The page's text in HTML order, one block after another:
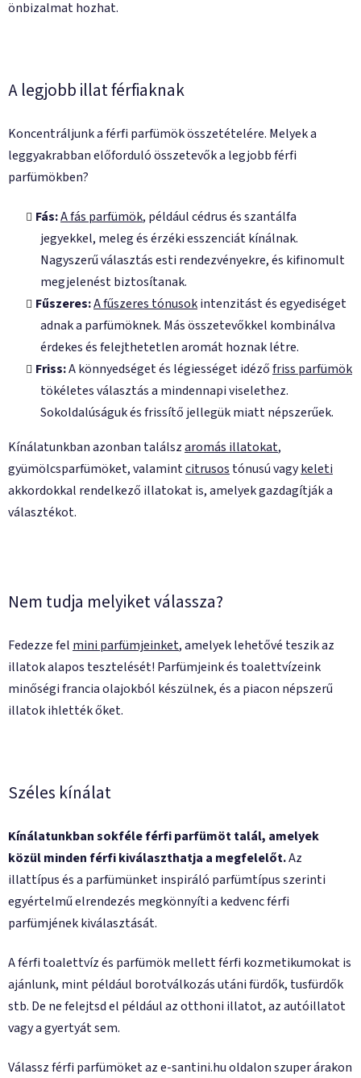
önbizalmat hozhat.
A legjobb illat férfiaknak
Koncentráljunk a férfi parfümök összetételére. Melyek a
leggyakrabban előforduló összetevők a legjobb férfi
parfümökben?
Fás:A fás parfümök, például cédrus és szantálfa
jegyekkel, meleg és érzéki esszenciát kínálnak.
Nagyszerű választás esti rendezvényekre, és kifinomult
megjelenést biztosítanak.
Fűszeres:A fűszeres tónusokintenzitást és egyediséget
adnak a parfümöknek. Más összetevőkkel kombinálva
érdekes és felejthetetlen aromát hoznak létre.
Friss:A könnyedséget és légiességet idéző​​friss parfümök
tökéletes választás a mindennapi viselethez.
Sokoldalúságuk és frissítő jellegük miatt népszerűek.
Kínálatunkban azonban találszaromás illatokat,
gyümölcsparfümöket, valamintcitrusos tónusú vagykeleti
akkordokkal rendelkező illatokat is, amelyek gazdagítják a
választékot.
Nem tudja melyiket válassza?
Fedezze fel mini parfümjeinket, amelyek lehetővé teszik az
illatok alapos tesztelését! Parfümjeink és toalettvízeink
minőségi francia olajokból készülnek, és a piacon népszerű
illatok ihlették őket.
Széles kínálat
Kínálatunkban sokféle férfi parfümöt talál, amelyek
közül minden férfi kiválaszthatja a megfelelőt.Az
illattípus és a parfümünket inspiráló parfümtípus szerinti
egyértelmű elrendezés megkönnyíti a kedvenc férfi
parfümjének kiválasztását.
A férfi toalettvíz és parfümök mellett férfi kozmetikumokat is
ajánlunk, mint például borotválkozás utáni fürdők, tusfürdők
stb. De ne felejtsd el például az otthoni illatot, az autóillatot
vagy a gyertyát sem.
Válassz férfi parfümöket az e-santini.hu oldalon szuper árakon